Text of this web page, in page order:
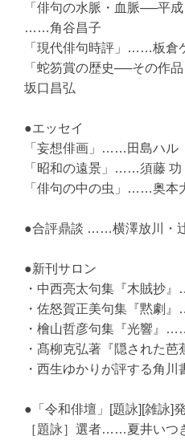
「俳句の水脈・血脈──平
……角谷昌子
「現代俳句時評」……板倉
「蛇笏賞の歴史──その作
坂口昌弘
●エッセイ
「妄想俳画」……田島ハル
「昭和の遠景」……須藤 功
「俳句の中の虫」……奥本
●合評鼎談 ……横澤放川・
●新刊サロン
・中西亮太句集『木賊抄
・佐怒賀正美句集『黙劇
・檜山哲彦句集『光響』
・髙柳克弘著『隠された
・西生ゆかりが評する角川
●「令和俳壇」[題詠][雑詠]発
［題詠］選者……夏井いつ